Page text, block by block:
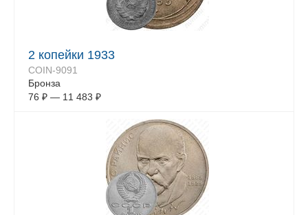
2 копейки 1933
COIN-9091
Бронза
76 ₽ — 11 483 ₽